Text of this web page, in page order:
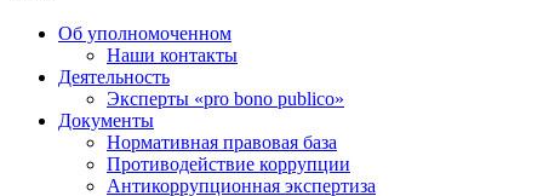
Об уполномоченном
Наши контакты
Деятельность
Эксперты «pro bono publico»
Документы
Нормативная правовая база
Противодействие коррупции
Антикоррупционная экспертиза